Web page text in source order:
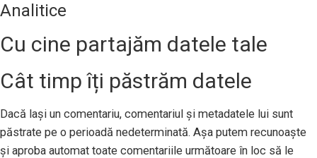
Analitice
Cu cine partajăm datele tale
Cât timp îți păstrăm datele
Dacă lași un comentariu, comentariul și metadatele lui sunt
păstrate pe o perioadă nedeterminată. Așa putem recunoaște
și aproba automat toate comentariile următoare în loc să le